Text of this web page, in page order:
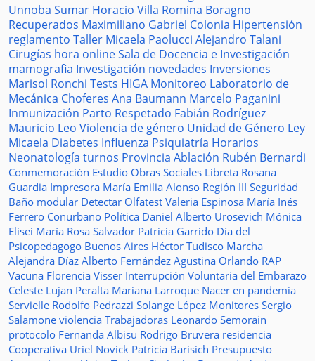
Unnoba Sumar Horacio Villa Romina Boragno
Recuperados Maximiliano Gabriel Colonia Hipertensión
reglamento Taller Micaela Paolucci Alejandro Talani
Cirugías hora onlineSala de Docencia e Investigación
mamografia Investigación novedades Inversiones
Marisol Ronchi Tests HIGA Monitoreo Laboratorio de
Mecánica Choferes Ana Baumann Marcelo Paganini
Inmunización Parto Respetado Fabián Rodríguez
Mauricio Leo Violencia de género Unidad de Género Ley
Micaela Diabetes Influenza Psiquiatría Horarios
Neonatología turnos Provincia Ablación Rubén Bernardi
Conmemoración Estudio Obras Sociales Libreta Rosana
Guardia Impresora María Emilia Alonso Región III Seguridad
Baño modular Detectar Olfatest Valeria Espinosa María Inés
Ferrero Conurbano Política Daniel Alberto Urosevich Mónica
Elisei María Rosa Salvador Patricia Garrido Día del
Psicopedagogo Buenos Aires Héctor Tudisco Marcha
Alejandra Díaz Alberto Fernández Agustina Orlando RAP
Vacuna Florencia Visser Interrupción Voluntaria del Embarazo
Celeste Lujan Peralta Mariana Larroque Nacer en pandemia
Servielle Rodolfo Pedrazzi Solange López Monitores Sergio
Salamone violencia Trabajadoras Leonardo Semorain
protocolo Fernanda Albisu Rodrigo Bruvera residencia
Cooperativa Uriel Novick Patricia Barisich Presupuesto